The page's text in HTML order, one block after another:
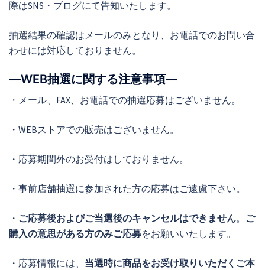
際はSNS・ブログにて告知いたします。
抽選結果の確認はメールのみとなり、お電話でのお問い合
わせには対応しておりません。
―WEB抽選に関する注意事項―
・メール、FAX、お電話での抽選応募はございません。
・WEBストアでの販売はございません。
・応募期間外のお受付はしておりません。
・事前店舗抽選に参加された方の応募はご遠慮下さい。
・ ご応募後およびご当選後のキャンセルはできません。 ご
購入の意思がある方のみご応募をお願いいたします。
・応募情報には、 当選時に商品をお受け取りいただくご本